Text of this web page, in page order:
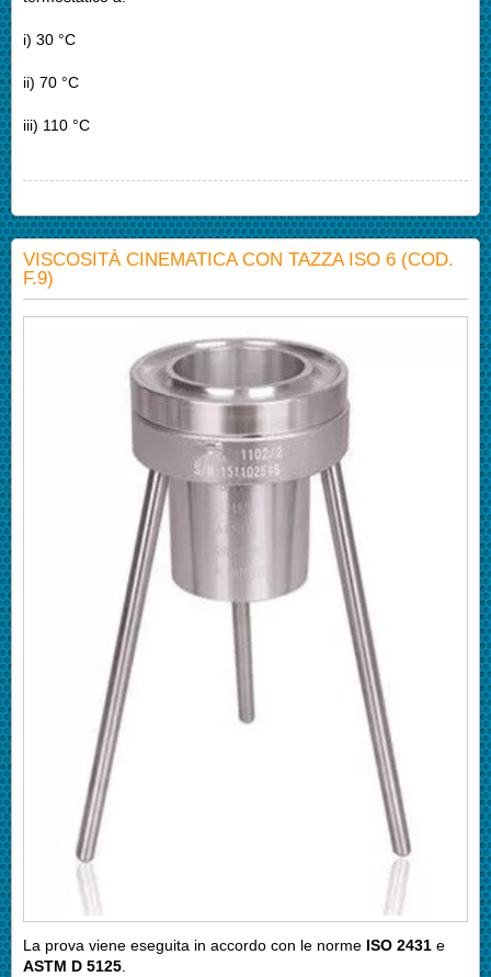
i) 30 °C
ii) 70 °C
iii) 110 °C
VISCOSITÀ CINEMATICA CON TAZZA ISO 6 (COD.
F.9)
La prova viene eseguita in accordo con le norme ISO 2431 e
ASTM D 5125